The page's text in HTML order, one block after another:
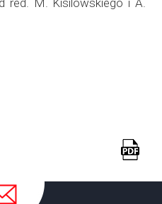
red. M. Kisilowskiego i A.